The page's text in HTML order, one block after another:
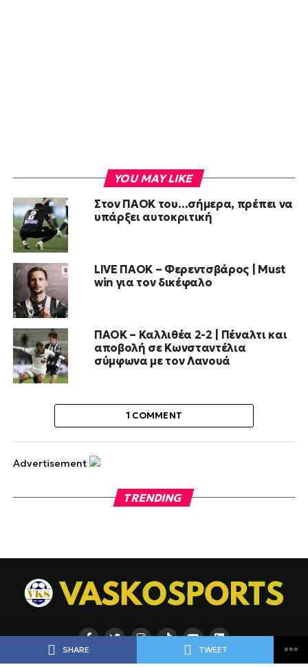
SHARE TWEET
YOU MAY LIKE
Στον ΠΑΟΚ του…σήμερα, πρέπει να
υπάρξει αυτοκριτική
LIVE ΠΑΟΚ – Φερεντσβάρος | Must
win για τον δικέφαλο
ΠΑΟΚ – Καλλιθέα 2-2 | Πέναλτι και
αποβολή σε Κωνσταντέλια
σύμφωνα με τον Λανουά
1 COMMENT
Advertisement
TRENDING